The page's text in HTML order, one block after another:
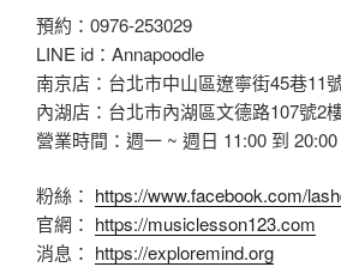
預約：0976-253029
LINE id：Annapoodle
南京店：台北市中山區遼寧街45巷11
內湖店：台北市內湖區文德路107號2
營業時間：週一 ~ 週日 11:00 到 20:00
粉絲： https://www.facebook.com/
官網： https://musiclesson123.com
消息： https://exploremind.org